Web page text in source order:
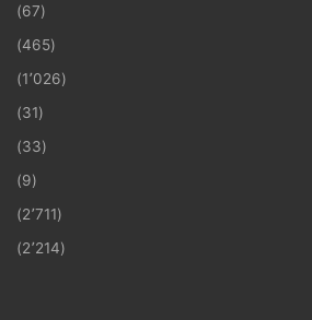
(67)
(465)
(1٬026)
(31)
(33)
(9)
(2٬711)
(2٬214)